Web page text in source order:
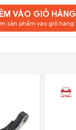
VÀO GIỎ HÀNG
sản phẩm vào giỏ hàng